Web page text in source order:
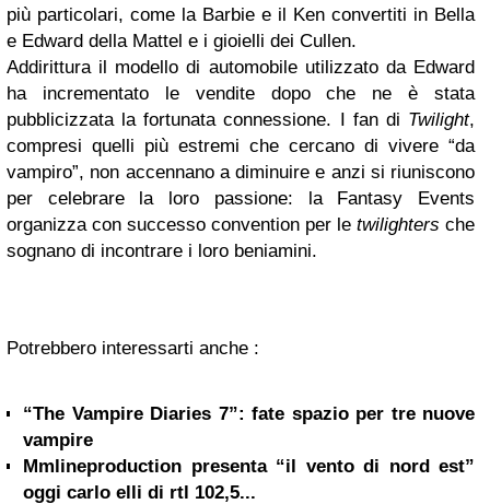
più particolari, come la Barbie e il Ken convertiti in Bella
e Edward della Mattel e i gioielli dei Cullen.
Addirittura il modello di automobile utilizzato da Edward
ha incrementato le vendite dopo che ne è stata
pubblicizzata la fortunata connessione. I fan di Twilight,
compresi quelli più estremi che cercano di vivere “da
vampiro”, non accennano a diminuire e anzi si riuniscono
per celebrare la loro passione: la Fantasy Events
organizza con successo convention per le twilighters che
sognano di incontrare i loro beniamini.
Potrebbero interessarti anche :
“The Vampire Diaries 7”: fate spazio per tre nuove
vampire
Mmlineproduction presenta “il vento di nord est”
oggi carlo elli di rtl 102,5...